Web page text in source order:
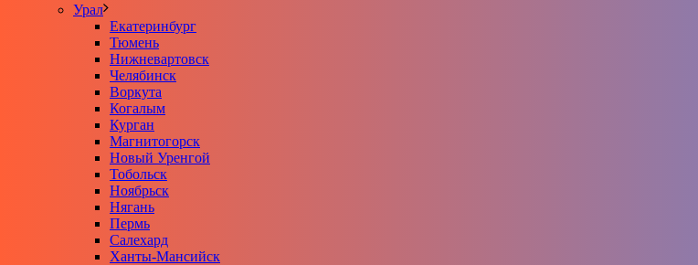
Урал
Екатеринбург
Тюмень
Нижневартовск
Челябинск
Воркута
Когалым
Курган
Магнитогорск
Новый Уренгой
Тобольск
Ноябрьск
Нягань
Пермь
Салехард
Ханты-Мансийск